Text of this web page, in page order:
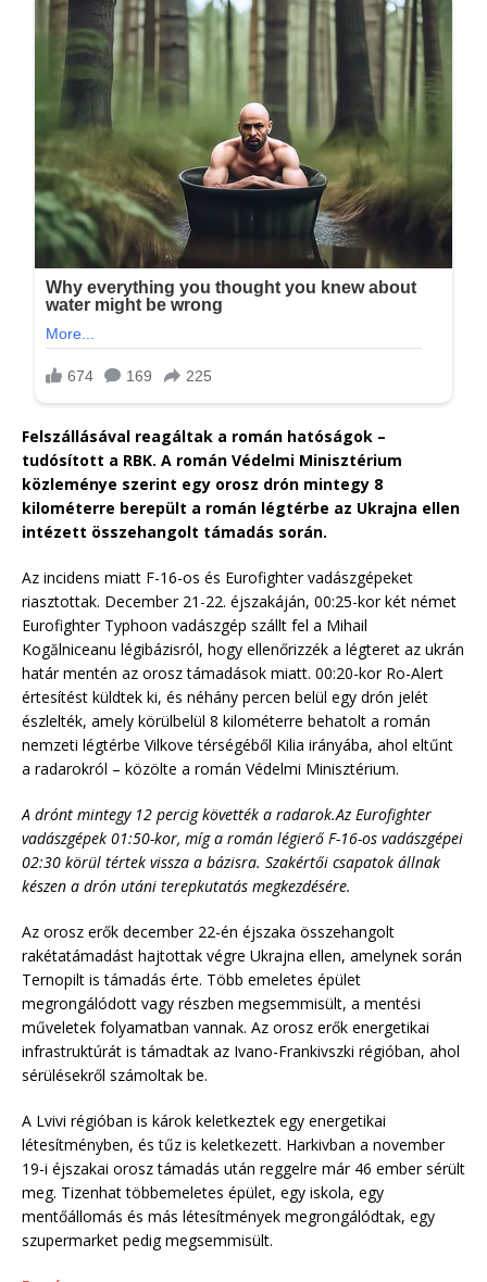
Felszállásával reagáltak a román hatóságok –
tudósított a RBK. A román Védelmi Minisztérium
közleménye szerint egy orosz drón mintegy 8
kilométerre berepült a román légtérbe az Ukrajna ellen
intézett összehangolt támadás során.
Az incidens miatt F-16-os és Eurofighter vadászgépeket
riasztottak. December 21-22. éjszakáján, 00:25-kor két német
Eurofighter Typhoon vadászgép szállt fel a Mihail
Kogălniceanu légibázisról, hogy ellenőrizzék a légteret az ukrán
határ mentén az orosz támadások miatt. 00:20-kor Ro-Alert
értesítést küldtek ki, és néhány percen belül egy drón jelét
észlelték, amely körülbelül 8 kilométerre behatolt a román
nemzeti légtérbe Vilkove térségéből Kilia irányába, ahol eltűnt
a radarokról – közölte a román Védelmi Minisztérium.
A drónt mintegy 12 percig követték a radarok.Az Eurofighter
vadászgépek 01:50-kor, míg a román légierő F-16-os vadászgépei
02:30 körül tértek vissza a bázisra. Szakértői csapatok állnak
készen a drón utáni terepkutatás megkezdésére.
Az orosz erők december 22-én éjszaka összehangolt
rakétatámadást hajtottak végre Ukrajna ellen, amelynek során
Ternopilt is támadás érte. Több emeletes épület
megrongálódott vagy részben megsemmisült, a mentési
műveletek folyamatban vannak. Az orosz erők energetikai
infrastruktúrát is támadtak az Ivano-Frankivszki régióban, ahol
sérülésekről számoltak be.
A Lvivi régióban is károk keletkeztek egy energetikai
létesítményben, és tűz is keletkezett. Harkivban a november
19-i éjszakai orosz támadás után reggelre már 46 ember sérült
meg. Tizenhat többemeletes épület, egy iskola, egy
mentőállomás és más létesítmények megrongálódtak, egy
szupermarket pedig megsemmisült.